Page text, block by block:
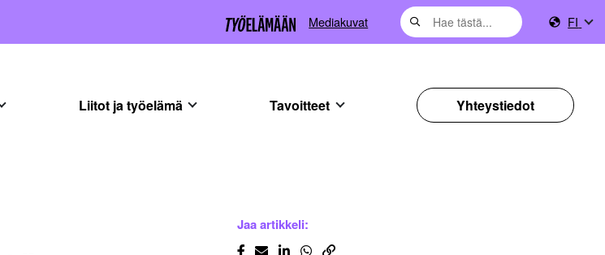
Mediakuvat FI
Liitot ja työelämä Tavoitteet Yhteystiedot
Jaa artikkeli: